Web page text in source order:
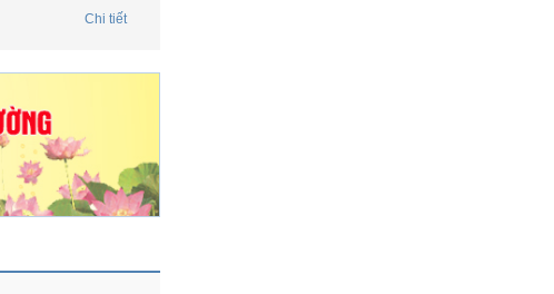
Nếu được tôi liên
Chi tiết